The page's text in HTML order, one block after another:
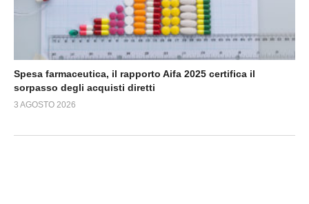
Spesa farmaceutica, il rapporto Aifa 2025 certifica il
sorpasso degli acquisti diretti
3 AGOSTO 2026